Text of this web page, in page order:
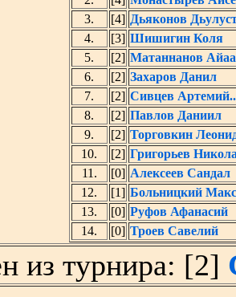
3.
[4] Дьяконов
4.
[3] Шишигин Коля
5.
[2] Матаннанов
6.
[2] Захаров Данил
7.
[2] Сивцев Артемий..
8.
[2] Павлов Даниил
9.
[2] Торговкин
10.
[2] Григорьев
11.
[0] Алексеев Сандал
12.
[1] Больницкий
13.
[0] Руфов Афанасий
14.
[0] Троев Савелий
из турнира: [2]